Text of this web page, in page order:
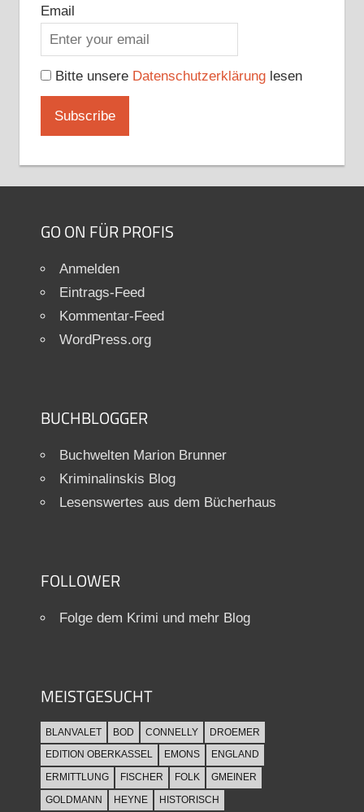
Email
Bitte unsere Datenschutzerklärunglesen
GO ON FÜR PROFIS
Anmelden
Eintrags-Feed
Kommentar-Feed
WordPress.org
BUCHBLOGGER
Buchwelten Marion Brunner
Kriminalinskis Blog
Lesenswertes aus dem Bücherhaus
FOLLOWER
Folge dem Krimi und mehr Blog
MEISTGESUCHT
BLANVALET BOD CONNELLY
DROEMER
EDITION OBERKASSEL
EMONS
ENGLAND
ERMITTLUNG
FISCHER FOLK
GMEINER
GOLDMANN
HEYNE HISTORISCH